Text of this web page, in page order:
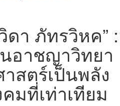
า ภัทรวิหค” :
อาชญาวิทยา
สตร์เป็นพลัง
มที่เท่าเทียม